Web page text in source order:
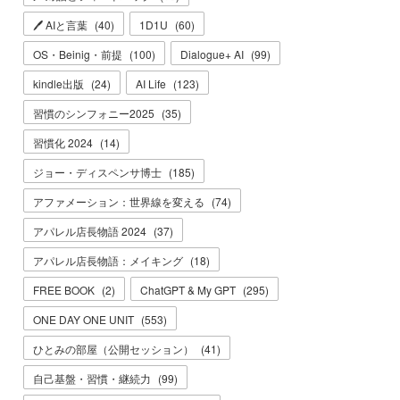
🖊 AIと言葉 (40) 1D1U (60)
OS・Beinig・前提 (100) Dialogue+ AI (99)
kindle出版 (24) AI Life (123)
習慣のシンフォニー2025 (35)
習慣化 2024 (14)
ジョー・ディスペンサ博士 (185)
アファメーション：世界線を変える (74)
アパレル店長物語 2024 (37)
アパレル店長物語：メイキング (18)
FREE BOOK (2) ChatGPT & My GPT (295)
ONE DAY ONE UNIT (553)
ひとみの部屋（公開セッション）
(41)
自己基盤・習慣・継続力 (99)